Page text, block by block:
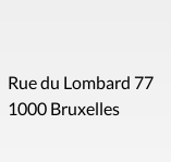
Rue du Lombard 77
1000 Bruxelles